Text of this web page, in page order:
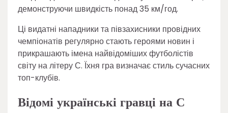
демонструючи швидкість понад 35 км/год.
Ці видатні нападники та півзахисники провідних
чемпіонатів регулярно стають героями новин і
прикрашають імена найвідоміших футболістів
світу на літеру С. Їхня гра визначає стиль сучасних
топ-клубів.
Відомі українські гравці на С